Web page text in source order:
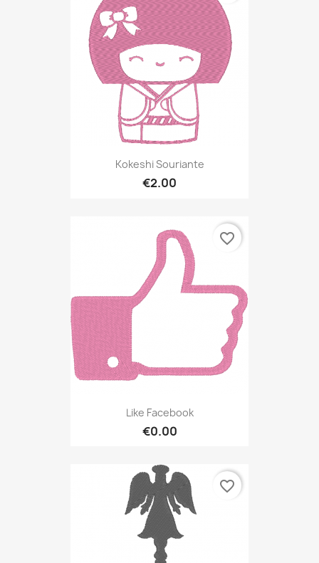
Kokeshi Souriante
€2.00
Like Facebook
€0.00
favorite_border
favorite_border